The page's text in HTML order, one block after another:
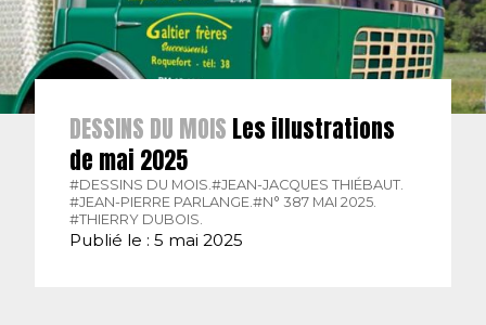
DESSINS DU MOIS Les illustrations
de mai 2025
#DESSINS DU MOIS. #JEAN-JACQUES THIÉBAUT.
#JEAN-PIERRE PARLANGE. #N° 387 MAI 2025.
#THIERRY DUBOIS.
Publié le : 5 mai 2025